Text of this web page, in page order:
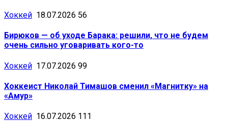
Хоккей 18.07.2026 56
Бирюков — об уходе Барака: решили, что не будем
очень сильно уговаривать кого-то
Хоккей 17.07.2026 99
Хоккеист Николай Тимашов сменил «Магнитку» на
«Амур»
Хоккей 16.07.2026 111